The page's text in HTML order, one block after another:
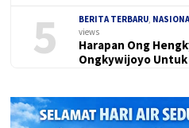
5 BERITA TERBARU
views
Harapan Ong
Ongkywijoyo